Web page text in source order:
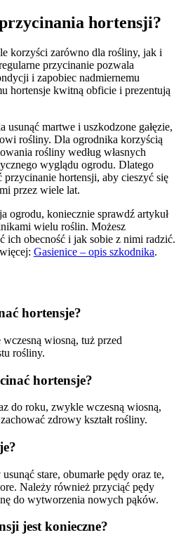
hortensji?
korzyści zarówno dla rośliny, jak i
przycinanie pozwala
i zapobiec nadmiernemu
hortensje kwitną obficie i prezentują
usunąć martwe i uszkodzone gałęzie,
rośliny. Dla ogrodnika korzyścią
rośliny według własnych
wyglądu ogrodu. Dlatego
hortensji, aby cieszyć się
przez wiele lat.
ogrodu, koniecznie sprawdź artykuł
wielu roślin. Możesz
ich obecność i jak sobie z nimi radzić.
Gasienice – opis szkodnika.
hortensje?
wiosną, tuż przed
rośliny.
hortensje?
do roku, zwykle wczesną wiosną,
zdrowy kształt rośliny.
stare, obumarłe pędy oraz te,
Należy również przyciąć pędy
do wytworzenia nowych pąków.
jest konieczne?